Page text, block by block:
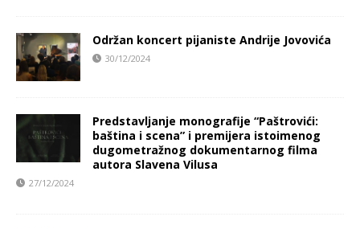
Održan koncert pijaniste Andrije Jovovića
30/12/2024
Predstavljanje monografije “Paštrovići:
baština i scena” i premijera istoimenog
dugometražnog dokumentarnog filma
autora Slavena Vilusa
27/12/2024